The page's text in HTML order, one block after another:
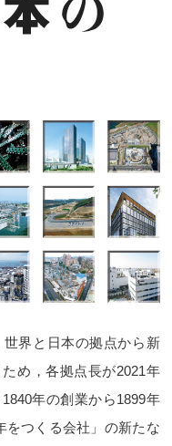
界と日本の拠点から新
め，各拠点長が2021年
1840年の創業から1899年
をつくる会社」の新たな